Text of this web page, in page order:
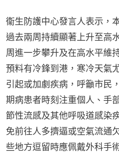
衞生防護中心發言人表示，
過去兩周持續顯著上升至高
周進一步攀升及在高水平維
預料有冷鋒到港，寒冷天氣
引起或加劇疾病，呼籲市民
期病患者時刻注重個人、手
節性流感及其他呼吸道感染
免前往人多擠逼或空氣流通
些地方逗留時應佩戴外科手